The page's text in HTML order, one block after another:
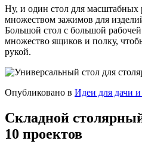
Ну, и один стол для масштабных
множеством зажимов для
Большой стол с большой
множество ящиков и полку,
рукой.
Опубликовано в Идеи для дачи
Складной
10 проектов